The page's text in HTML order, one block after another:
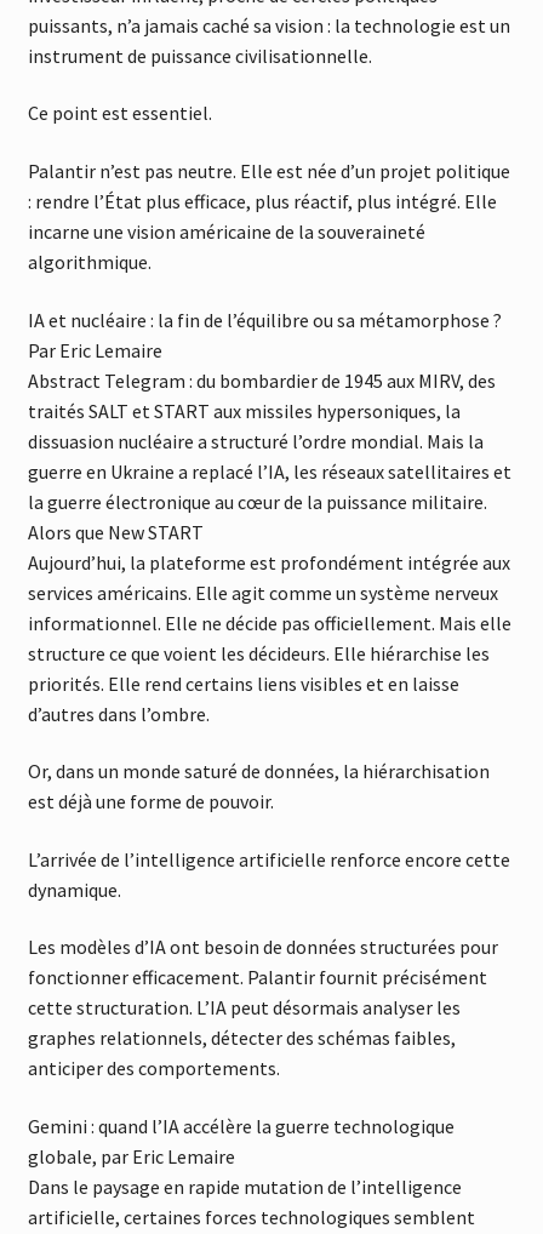
puissants, n’a jamais caché sa vision : la technologie est un
instrument de puissance civilisationnelle.
Ce point est essentiel.
Palantir n’est pas neutre. Elle est née d’un projet politique
: rendre l’État plus efficace, plus réactif, plus intégré. Elle
incarne une vision américaine de la souveraineté
algorithmique.
IA et nucléaire : la fin de l’équilibre ou sa métamorphose ?
Par Eric Lemaire
Abstract Telegram : du bombardier de 1945 aux MIRV, des
traités SALT et START aux missiles hypersoniques, la
dissuasion nucléaire a structuré l’ordre mondial. Mais la
guerre en Ukraine a replacé l’IA, les réseaux satellitaires et
la guerre électronique au cœur de la puissance militaire.
Alors que New START
Aujourd’hui, la plateforme est profondément intégrée aux
services américains. Elle agit comme un système nerveux
informationnel. Elle ne décide pas officiellement. Mais elle
structure ce que voient les décideurs. Elle hiérarchise les
priorités. Elle rend certains liens visibles et en laisse
d’autres dans l’ombre.
Or, dans un monde saturé de données, la hiérarchisation
est déjà une forme de pouvoir.
L’arrivée de l’intelligence artificielle renforce encore cette
dynamique.
Les modèles d’IA ont besoin de données structurées pour
fonctionner efficacement. Palantir fournit précisément
cette structuration. L’IA peut désormais analyser les
graphes relationnels, détecter des schémas faibles,
anticiper des comportements.
Gemini : quand l’IA accélère la guerre technologique
globale, par Eric Lemaire
Dans le paysage en rapide mutation de l’intelligence
artificielle, certaines forces technologiques semblent